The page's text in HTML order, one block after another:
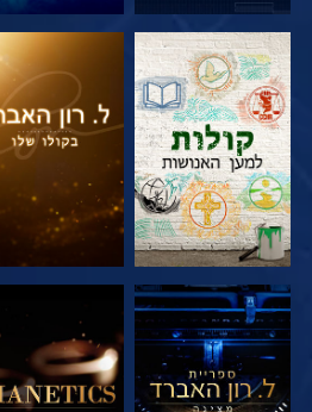
בדוק את הסדרה בדוק את
בדוק את הסדרה בדוק את